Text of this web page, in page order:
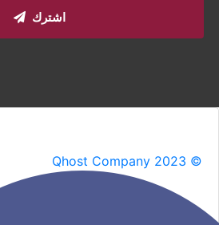
اشترك
Qhost Company 2023 ©